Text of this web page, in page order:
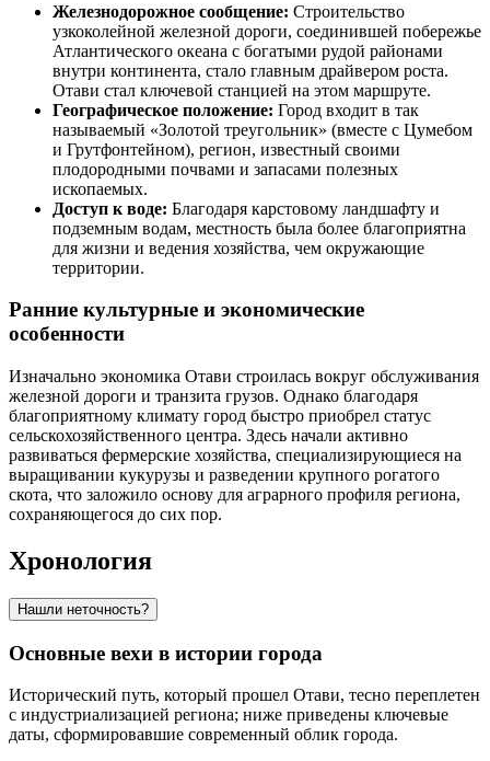
Железнодорожное сообщение: Строительство
узкоколейной железной дороги, соединившей побережье
Атлантического океана с богатыми рудой районами
внутри континента, стало главным драйвером роста.
Отави стал ключевой станцией на этом маршруте.
Географическое положение: Город входит в так
называемый «Золотой треугольник» (вместе с Цумебом
и Грутфонтейном), регион, известный своими
плодородными почвами и запасами полезных
ископаемых.
Доступ к воде: Благодаря карстовому ландшафту и
подземным водам, местность была более благоприятна
для жизни и ведения хозяйства, чем окружающие
территории.
Ранние культурные и экономические
особенности
Изначально экономика Отави строилась вокруг обслуживания
железной дороги и транзита грузов. Однако благодаря
благоприятному климату город быстро приобрел статус
сельскохозяйственного центра. Здесь начали активно
развиваться фермерские хозяйства, специализирующиеся на
выращивании кукурузы и разведении крупного рогатого
скота, что заложило основу для аграрного профиля региона,
сохраняющегося до сих пор.
Хронология
Нашли неточность?
Основные вехи в истории города
Исторический путь, который прошел Отави, тесно переплетен
с индустриализацией региона; ниже приведены ключевые
даты, сформировавшие современный облик города.